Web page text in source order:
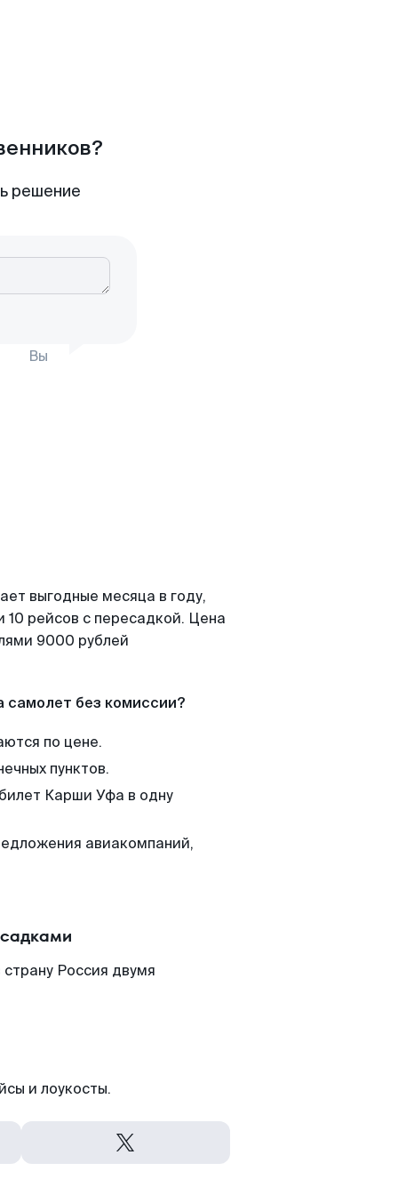
решение
Вы
выгодные месяца в году,
рейсов с пересадкой. Цена
9000 рублей
самолет без комиссии?
по цене.
пунктов.
Карши Уфа в одну
авиакомпаний,
Россия двумя
и лоукосты.